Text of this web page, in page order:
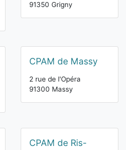
91350 Grigny
CPAM de Massy
2 rue de l'Opéra
91300 Massy
CPAM de Ris-